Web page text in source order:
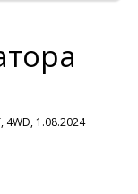
4WD, 1.08.2024